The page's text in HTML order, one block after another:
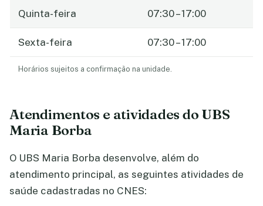
Quinta-feira 07:30 – 17:00
Sexta-feira 07:30 – 17:00
Horários sujeitos a confirmação na unidade.
Atendimentos e atividades do UBS
Maria Borba
O UBS Maria Borba desenvolve, além do
atendimento principal, as seguintes atividades de
saúde cadastradas no CNES: